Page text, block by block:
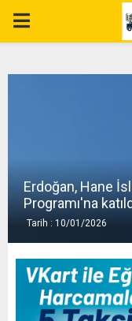
P
AErdoğan, Hane
Programı'na
Tarih : 10/01/2026